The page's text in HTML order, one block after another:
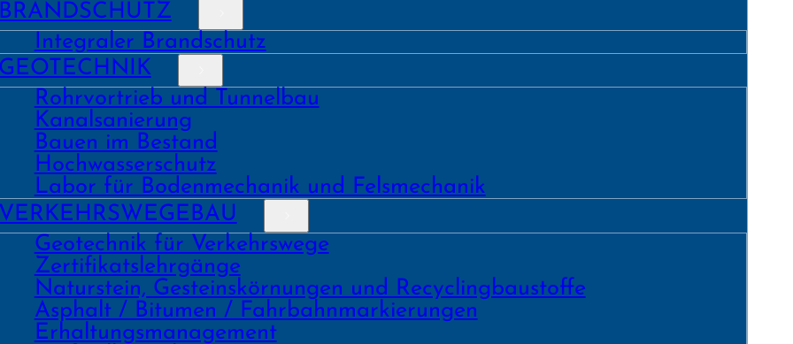
Integraler Brandschutz
Rohrvortrieb und Tunnelbau
Kanal­sanierung
Bauen im Bestand
Hochwasser­schutz
Labor für Boden­mechanik und Fels­mechanik
Geo­technik für Verkehrs­wege
Zertifikats­lehrgänge
Natur­stein, Gesteins­kör­nungen und Recycling­baustoffe
Asphalt / Bitumen / Fahrbahnmarkierungen
Erhaltungs­manage­ment